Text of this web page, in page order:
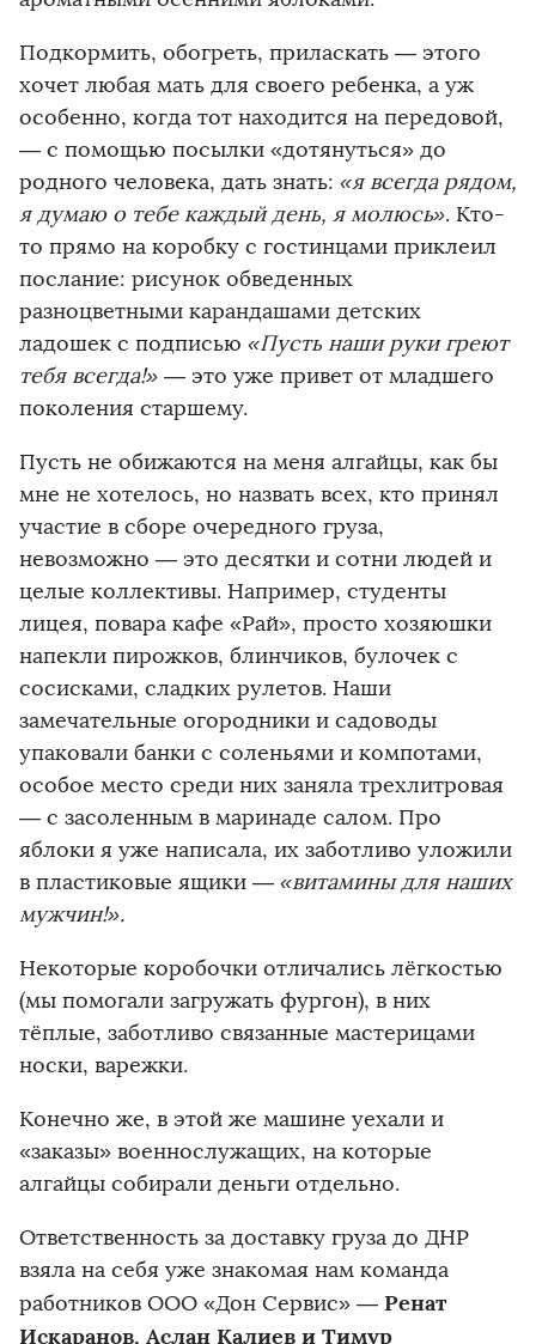
Подкормить, обогреть, приласкать — этого
хочет любая мать для своего ребенка, а уж
особенно, когда тот находится на передовой,
— с помощью посылки «дотянуться» до
родного человека, дать знать: «я всегда рядом,
я думаю о тебе каждый день, я молюсь». Кто-
то прямо на коробку с гостинцами приклеил
послание: рисунок обведенных
разноцветными карандашами детских
ладошек с подписью «Пусть наши руки греют
тебя всегда!» — это уже привет от младшего
поколения старшему.
Пусть не обижаются на меня алгайцы, как бы
мне не хотелось, но назвать всех, кто принял
участие в сборе очередного груза,
невозможно — это десятки и сотни людей и
целые коллективы. Например, студенты
лицея, повара кафе «Рай», просто хозяюшки
напекли пирожков, блинчиков, булочек с
сосисками, сладких рулетов. Наши
замечательные огородники и садоводы
упаковали банки с соленьями и компотами,
особое место среди них заняла трехлитровая
— с засоленным в маринаде салом. Про
яблоки я уже написала, их заботливо уложили
в пластиковые ящики — «витамины для наших
мужчин!».
Некоторые коробочки отличались лёгкостью
(мы помогали загружать фургон), в них
тёплые, заботливо связанные мастерицами
носки, варежки.
Конечно же, в этой же машине уехали и
«заказы» военнослужащих, на которые
алгайцы собирали деньги отдельно.
Ответственность за доставку груза до ДНР
взяла на себя уже знакомая нам команда
работников ООО «Дон Сервис» — Ренат
Искаранов, Аслан Калиев и Тимур